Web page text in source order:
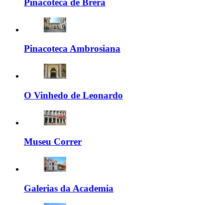
Pinacoteca de Brera
Pinacoteca Ambrosiana
O Vinhedo de Leonardo
Museu Correr
Galerias da Academia